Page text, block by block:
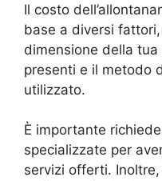
Il costo
base a diversi
dimensione della
presenti e il metodo
utilizzato.
È importante
specializzate per
servizi offerti.